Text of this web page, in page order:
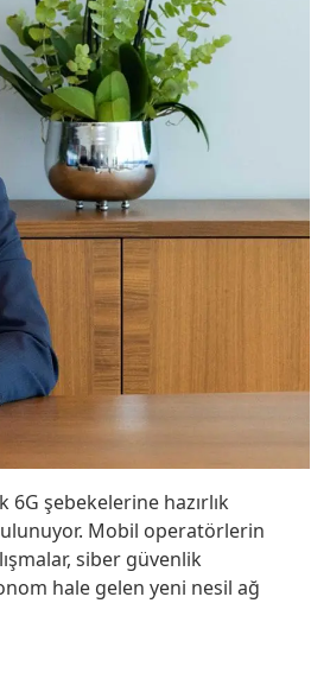
şebekelerine hazırlık
Mobil operatörlerin
siber güvenlik
hale gelen yeni nesil ağ